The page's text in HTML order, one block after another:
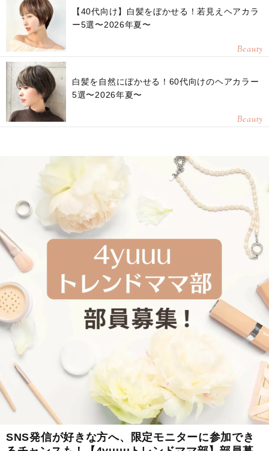
【40代向け】白髪をぼかせる！若見えヘアカラ
ー5選〜2026年夏〜
Beauty
白髪を自然にぼかせる！60代向けのヘアカラー
5選〜2026年夏〜
Beauty
SNS発信が好きな方へ、限定モニターに参加でき